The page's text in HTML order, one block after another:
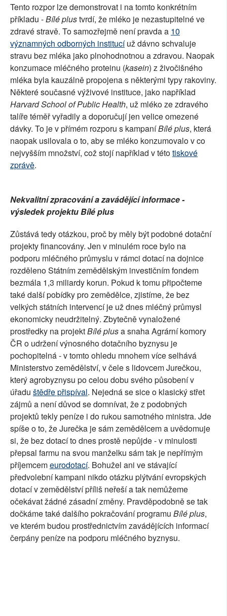
Tento rozpor lze demonstrovat i na tomto konkrétním
příkladu -Bílé plustvrdí, že mléko je nezastupitelné ve
zdravé stravě. To samozřejmě není pravda a 10
významných odborných institucíuž dávno schvaluje
stravu bez mléka jako plnohodnotnou a zdravou. Naopak
konzumace mléčného proteinu (kasein) z živočišného
mléka byla kauzálně propojena s některými typy rakoviny.
Některé současné výživové instituce, jako například
Harvard School of Public Health, už mléko ze zdravého
talíře téměř vyřadily a doporučují jen velice omezené
dávky. To je v přímém rozporu s kampaníBílé plus, která
naopak usilovala o to, aby se mléko konzumovalo v co
nejvyšším množství, což stojí například v tétotiskové
zprávě.
Nekvalitní zpracování a zavádějící informace -
výsledek projektu Bílé plus
Zůstává tedy otázkou, proč by měly být podobné dotační
projekty financovány. Jen v minulém roce bylo na
podporu mléčného průmyslu v rámci dotací na dojnice
rozděleno Státním zemědělským investičním fondem
bezmála 1,3 miliardy korun. Pokud k tomu připočteme
také další pobídky pro zemědělce, zjistíme, že bez
velkých státních intervencí je už dnes mléčný průmysl
ekonomicky neudržitelný. Zbytečně vynaložené
prostředky na projektBílé plusa snaha Agrární komory
ČR o udržení výnosného dotačního byznysu je
pochopitelná - v tomto ohledu mnohem více selhává
Ministerstvo zemědělství, v čele s lidovcem Jurečkou,
který agrobyznysu po celou dobu svého působení v
úřadu štědře přispíval. Nejedná se sice o klasický střet
zájmů a není důvod se domnívat, že z podobných
projektů tekly peníze i do rukou samotného ministra. Jde
spíše o to, že Jurečka je sám zemědělcem a uvědomuje
si, že bez dotací to dnes prostě nepůjde - v minulosti
přepsal farmu na svou manželku sám tak je nepřímým
příjemcemeurodotací. Bohužel ani ve stávající
předvolební kampani nikdo otázku plýtvání evropských
dotací v zemědělství příliš neřeší a tak nemůžeme
očekávat žádné zásadní změny. Pravděpodobně se tak
dočkáme také dalšího pokračování programu Bílé plus,
ve kterém budou prostřednictvím zavádějících informací
čerpány peníze na podporu mléčného byznysu.